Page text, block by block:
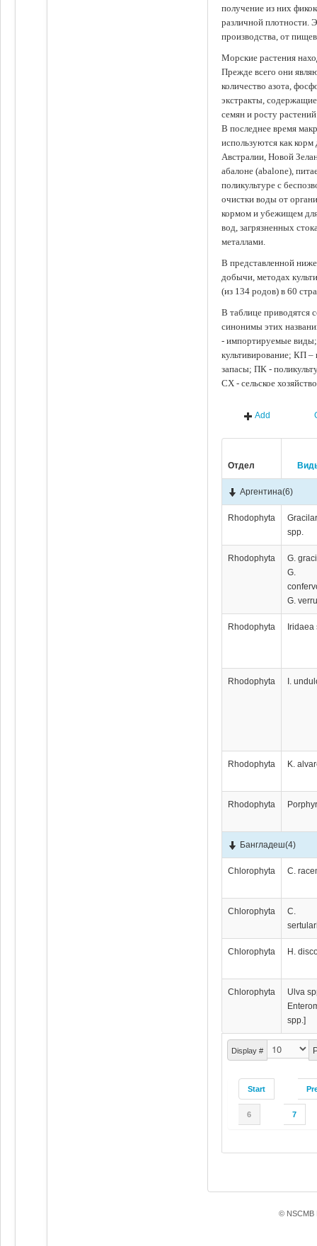
получение из них
различной плотности.
производства, от
Морские растения
Прежде всего они
количество азота,
экстракты,
семян и росту
В последнее время
используются как
Австралии, Новой
абалоне (abalone),
поликультуре с
очистки воды от
кормом и убежищем
вод, загрязненных
металлами.
В представленной
добычи, методах
(из 134 родов) в 60
В таблице приводятся
синонимы этих
- импортируемые
культивирование; КП
запасы; ПК -
СХ - сельское
Add
Отдел
Display #
Start
6 7
Аргентина(6)
Rhodophyta
spp.
Rhodophyta
G.
G.
G.
Rhodophyta Iridaea
Rhodophyta I.
Rhodophyta K.
Rhodophyta
Бангладеш(4)
Chlorophyta C.
Chlorophyta
C.
Chlorophyta H.
Chlorophyta
Ulva
spp.]
© NSCMB